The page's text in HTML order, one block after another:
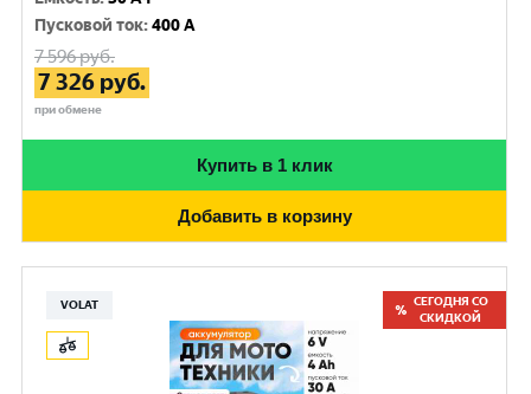
Пусковой ток:400 A
7 596руб.
7 326 руб.
при обмене
Купить в 1 клик
Добавить в корзину
VOLAT
СЕГОДНЯ СО
СКИДКОЙ